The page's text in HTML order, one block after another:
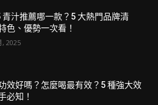
青汁推薦哪一款？5 大熱門品牌清
色、優勢一次看！
, 2025
效好嗎？怎麼喝最有效？5 種強大效
必知！